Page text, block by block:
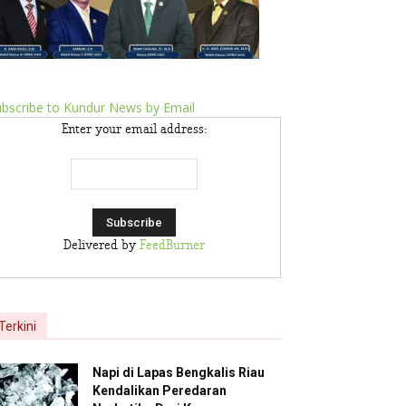
to Kundur News by Email
Enter your email address:
Delivered by FeedBurner
Napi di Lapas Bengkalis Riau
Kendalikan Peredaran